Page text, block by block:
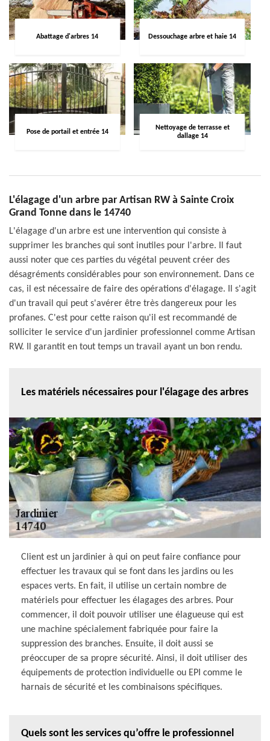
Abattage d'arbres 14 Dessouchage arbre et haie 14
Pose de portail et entrée 14
Nettoyage de terrasse et
dallage 14
L'élagage d'un arbre par Artisan RW à Sainte Croix
Grand Tonne dans le 14740
L'élagage d'un arbre est une intervention qui consiste à
supprimer les branches qui sont inutiles pour l'arbre. Il faut
aussi noter que ces parties du végétal peuvent créer des
désagréments considérables pour son environnement. Dans ce
cas, il est nécessaire de faire des opérations d'élagage. Il s'agit
d'un travail qui peut s'avérer être très dangereux pour les
profanes. C'est pour cette raison qu'il est recommandé de
solliciter le service d'un jardinier professionnel comme Artisan
RW. Il garantit en tout temps un travail ayant un bon rendu.
Les matériels nécessaires pour l'élagage des arbres
Client est un jardinier à qui on peut faire confiance pour
effectuer les travaux qui se font dans les jardins ou les
espaces verts. En fait, il utilise un certain nombre de
matériels pour effectuer les élagages des arbres. Pour
commencer, il doit pouvoir utiliser une élagueuse qui est
une machine spécialement fabriquée pour faire la
suppression des branches. Ensuite, il doit aussi se
préoccuper de sa propre sécurité. Ainsi, il doit utiliser des
équipements de protection individuelle ou EPI comme le
harnais de sécurité et les combinaisons spécifiques.
Quels sont les services qu’offre le professionnel